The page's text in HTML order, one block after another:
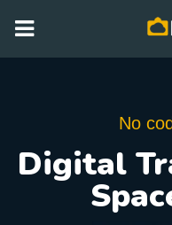
No
Digital